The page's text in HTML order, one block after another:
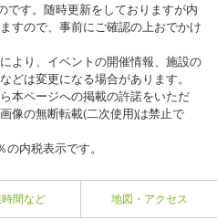
す。随時更新をしておりますが内
すので、事前にご確認の上おでかけ
より、イベントの開催情報、施設の
どは変更になる場合があります。
本ページへの掲載の許諾をいただ
像の無断転載(二次使用)は禁止で
内税表示です。
間など 地図・アクセス